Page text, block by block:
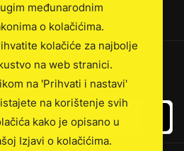
ekskluzivna prodaja, vijesti
i još mnogo toga!
međunarodnim
o kolačićima.
kolačiće za najbolje
na web stranici.
na 'Prihvati i nastavi'
na korištenje svih
kako je opisano u
Izjavi o kolačićima.